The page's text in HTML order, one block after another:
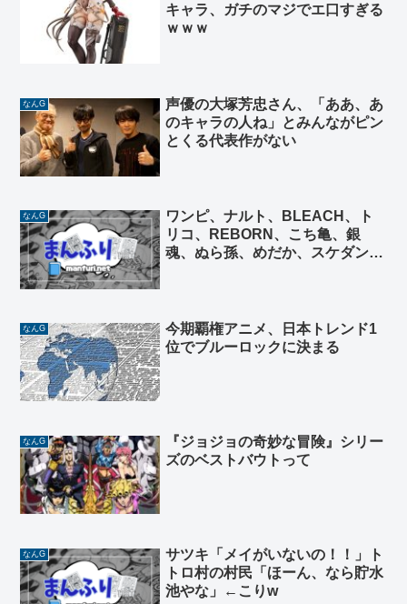
キャラ、ガチのマジでエ口すぎる
ｗｗｗ
なんG
声優の大塚芳忠さん、「ああ、あ
のキャラの人ね」とみんながピン
とくる代表作がない
なんG
ワンピ、ナルト、BLEACH、ト
リコ、REBORN、こち亀、銀
魂、ぬら孫、めだか、スケダン←
なんG
今期覇権アニメ、日本トレンド1
位でブルーロックに決まる
なんG
『ジョジョの奇妙な冒険』シリー
ズのベストバウトって
なんG
サツキ「メイがいないの！！」ト
トロ村の村民「ほーん、なら貯水
池やな」←こりw